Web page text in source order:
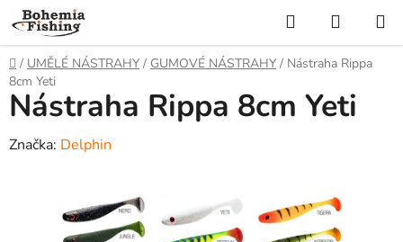
Přejít
na
obsah
Hledat
KOŠÍK
Domů
/ UMĚLÉ NÁSTRAHY / GUMOVÉ NÁSTRAHY / Nástraha Rippa
8cm Yeti
Nástraha Rippa 8cm Yeti
Značka: Delphin